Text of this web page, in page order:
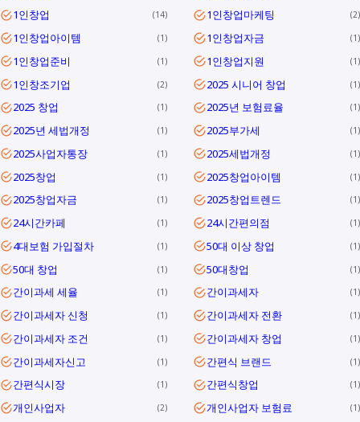
1인창업 14 1인창업마케팅 2
1인창업아이템 1 1인창업자금 1
1인창업준비 1 1인창업지원 1
1인창조기업 2 2025 시니어 창업 1
2025 창업 1 2025년 보험료율 1
2025년 세법개정 1 2025부가세 1
2025사업자통장 1 2025세법개정 1
2025창업 1 2025창업아이템 1
2025창업자금 1 2025창업트렌드 1
24시간카페 1 24시간편의점 1
4대보험 가입절차 1 50대 이상 창업 1
50대 창업 1 50대창업 1
간이과세 세율 1 간이과세자 1
간이과세자 신청 1 간이과세자 전환 1
간이과세자 조건 1 간이과세자 창업 1
간이과세자신고 1 간편식 브랜드 1
간편식시장 1 간편식창업 1
개인사업자 2 개인사업자 보험료 1